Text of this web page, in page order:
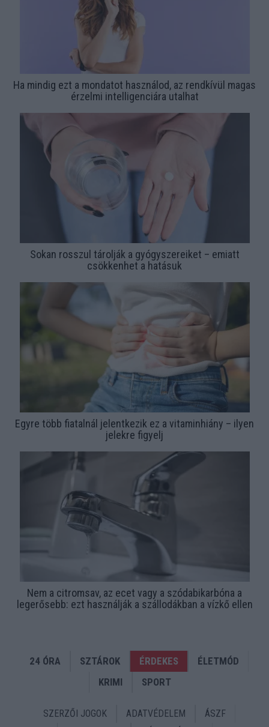
Ha mindig ezt a mondatot használod, az rendkívül magas
érzelmi intelligenciára utalhat
Sokan rosszul tárolják a gyógyszereiket – emiatt
csökkenhet a hatásuk
Egyre több fiatalnál jelentkezik ez a vitaminhiány – ilyen
jelekre figyelj
Nem a citromsav, az ecet vagy a szódabikarbóna a
legerősebb: ezt használják a szállodákban a vízkő ellen
24 ÓRA SZTÁROK ÉRDEKES
ÉLETMÓD
KRIMI
SPORT
SZERZŐI JOGOK ADATVÉDELEM
ÁSZF